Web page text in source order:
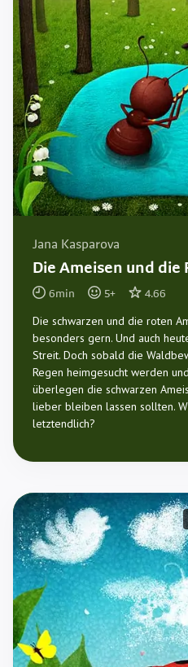
Jana Kasparova
Die Ameisen und die
6min 5+ 4.66
Die schwarzen und die roten
besonders gern. Und auch
Streit. Doch sobald die
Regen heimgesucht werden
überlegen die schwarzen
lieber bleiben lassen sollten.
letztendlich?